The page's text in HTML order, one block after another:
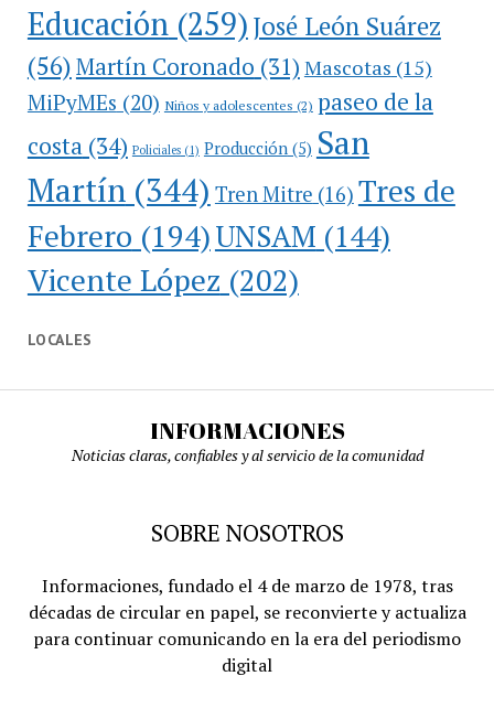
Educación(259)José León Suárez
(56)Martín Coronado (31) Mascotas (15)
MiPyMEs (20) Niños y adolescentes (2) paseo de la
costa(34) Policiales(1) Producción(5) San
Martín(344) Tren Mitre (16) Tres de
Febrero (194)UNSAM (144)
Vicente López (202)
LOCALES
INFORMACIONES
Noticias claras, confiables y al servicio de la comunidad
SOBRE NOSOTROS
Informaciones, fundado el 4 de marzo de 1978, tras
décadas de circular en papel, se reconvierte y actualiza
para continuar comunicando en la era del periodismo
digital